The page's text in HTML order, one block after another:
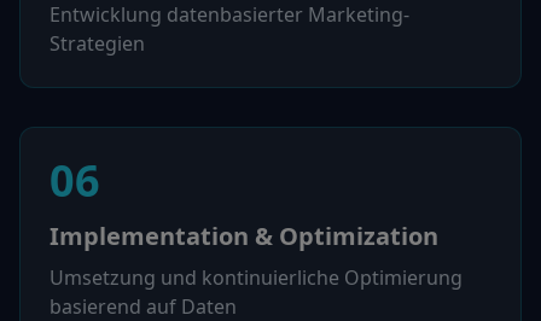
Entwicklung datenbasierter Marketing-
Strategien
06
Implementation & Optimization
Umsetzung und kontinuierliche Optimierung
basierend auf Daten